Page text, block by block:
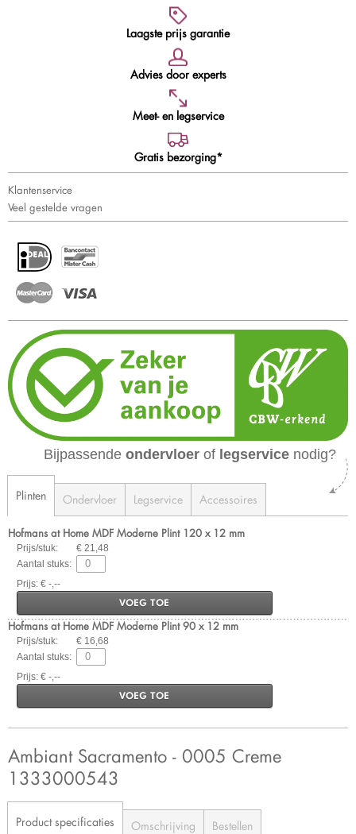
Laagste prijs garantie
Advies door experts
Meet- en legservice
Gratis bezorging*
Klantenservice
Veel gestelde vragen
Bijpassende ondervloer of legservice nodig?
Plinten Ondervloer Legservice Accessoires
Hofmans at Home MDF Moderne Plint 120 x 12 mm
Prijs/stuk:
€ 21,48
Aantal stuks:
Prijs: € -,--
VOEG TOE
Hofmans at Home MDF Moderne Plint 90 x 12 mm
Prijs/stuk:
€ 16,68
Aantal stuks:
Prijs: € -,--
VOEG TOE
Ambiant Sacramento - 0005 Creme
1333000543
Product specificaties Omschrijving Bestellen